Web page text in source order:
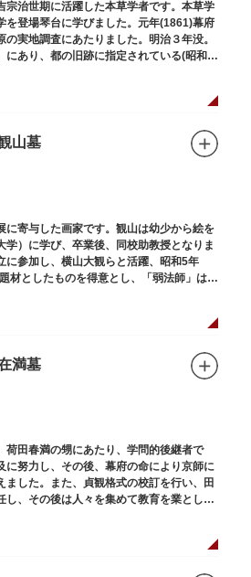
宗治世期に活躍した本草学者です。本草学
を登場琴台に学びました。元年(1861)幕府
実地調査にあたりました。明治３年没。
にあり、都の旧跡に指定されている(昭和３
山墓
に寄与した画家です。観山は幼少から絵を
）に学び、卒業後、同校助教授となりま
に参加し、横山大観らと活躍、昭和5年
材としたものを得意とし、「弱法師」は代
うじ）にあります。
満墓
荷田春満の甥にあたり、学問的後継者で
に努力し、その後、幕府の命により京師に
した。また、貞観格式の校訂を行い、田
し、その後は人々を集めて教育を業としま
）境内にあります。